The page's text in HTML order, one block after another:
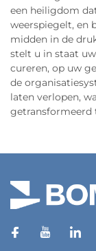
een heiligdom
weerspiegelt, en
midden in de
stelt u in staat
cureren, op uw
de
laten verlopen,
getransformeerd